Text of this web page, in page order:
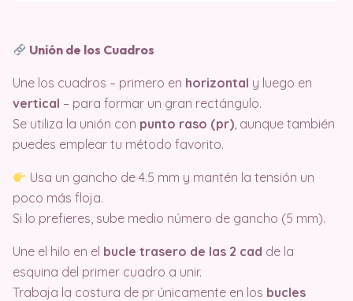
Unión de los Cuadros
Une los cuadros – primero en horizontal y luego en
vertical – para formar un gran rectángulo.
Se utiliza la unión con punto raso (pr), aunque también
puedes emplear tu método favorito.
Usa un gancho de 4.5 mm y mantén la tensión un
poco más floja.
Si lo prefieres, sube medio número de gancho (5 mm).
Une el hilo en el bucle trasero de las 2 cad de la
esquina del primer cuadro a unir.
Trabaja la costura de pr únicamente en los bucles